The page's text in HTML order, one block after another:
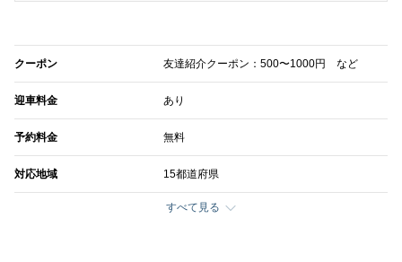
クーポン 友達紹介クーポン：500〜1000円 など
迎車料金 あり
予約料金 無料
対応地域 15都道府県
すべて見る